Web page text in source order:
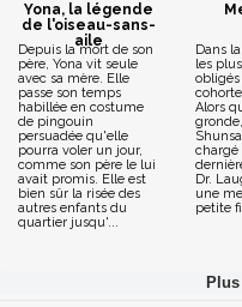
Yona, la légende
de l'oiseau-sans-
aile
Depuis la mort de son
père, Yona vit seule
avec sa mère. Elle
passe son temps
habillée en costume
de pingouin
persuadée qu'elle
pourra voler un jour,
comme son père le lui
avait promis. Elle est
bien sûr la risée des
autres enfants du
quartier jusqu'...
Dans
les
Alors
chargé
Dr.
une
petite